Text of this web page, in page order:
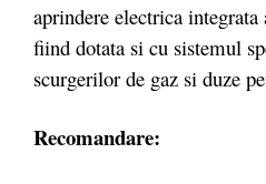
aprindere electrica
fiind dotata si cu sistemul
scurgerilor de gaz si duze
Recomandare: